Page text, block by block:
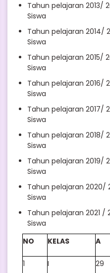
Tahun pelajaran
Siswa
Tahun pelajaran
Siswa
Tahun pelajaran
Siswa
Tahun pelajaran
Siswa
Tahun pelajaran
Siswa
Tahun pelajaran
Siswa
Tahun pelajaran
Siswa
Tahun pelajaran
Siswa
Tahun pelajaran
Siswa
NO
KELAS A
1 I 29